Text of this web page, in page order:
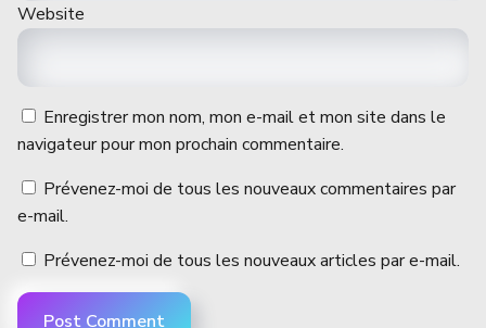
Website
Enregistrer mon nom, mon e-mail et mon site dans le
navigateur pour mon prochain commentaire.
Prévenez-moi de tous les nouveaux commentaires par
e-mail.
Prévenez-moi de tous les nouveaux articles par e-mail.